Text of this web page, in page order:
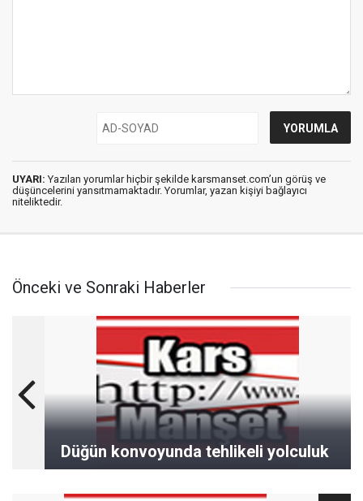
UYARI: Yazılan yorumlar hiçbir şekilde karsmanset.com’un görüş ve
düşüncelerini yansıtmamaktadır. Yorumlar, yazan kişiyi bağlayıcı
niteliktedir.
Önceki ve Sonraki Haberler
Düğün konvoyunda tehlikeli yolculuk